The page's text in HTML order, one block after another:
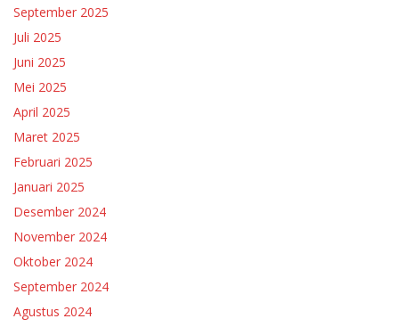
September 2025
Juli 2025
Juni 2025
Mei 2025
April 2025
Maret 2025
Februari 2025
Januari 2025
Desember 2024
November 2024
Oktober 2024
September 2024
Agustus 2024